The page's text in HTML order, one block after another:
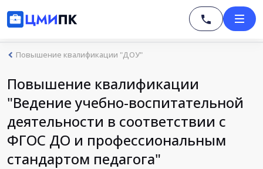
Повышение квалификации "ДОУ"
Повышение квалификации
"Ведение учебно-воспитательной
деятельности в соответствии с
ФГОС ДО и профессиональным
стандартом педагога"